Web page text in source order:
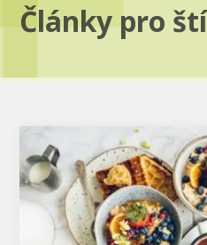
Články pro